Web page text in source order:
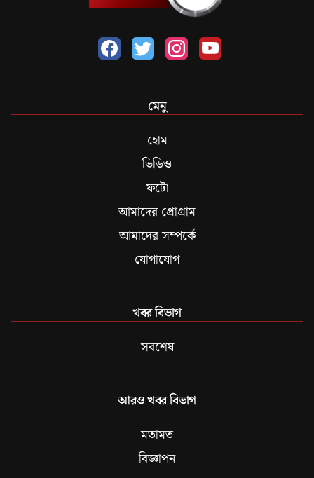
মেনু
হোম
ভিডিও
ফটো
আমাদের প্রোগ্রাম
আমাদের সম্পর্কে
যোগাযোগ
খবর বিভাগ
সবশেষ
আরও খবর বিভাগ
মতামত
বিজ্ঞাপন